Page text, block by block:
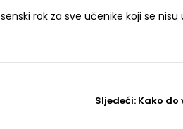
rok za sve učenike koji se
Sljedeći: Sljedeći
Kako do